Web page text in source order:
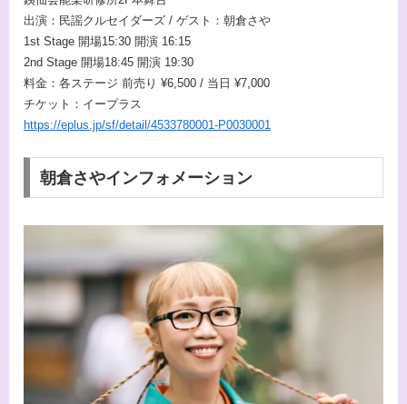
出演：民謡クルセイダーズ / ゲスト：朝倉さや
1st Stage 開場15:30 開演 16:15
2nd Stage 開場18:45 開演 19:30
料金：各ステージ 前売り ¥6,500 / 当日 ¥7,000
チケット：イープラス
https://eplus.jp/sf/detail/4533780001-P0030001
朝倉さやインフォメーション